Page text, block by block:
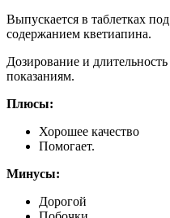
Выпускается в таблетках
содержанием кветиапина.
Дозирование и
показаниям.
Плюсы:
Хорошее качество
Помогает.
Минусы:
Дорогой